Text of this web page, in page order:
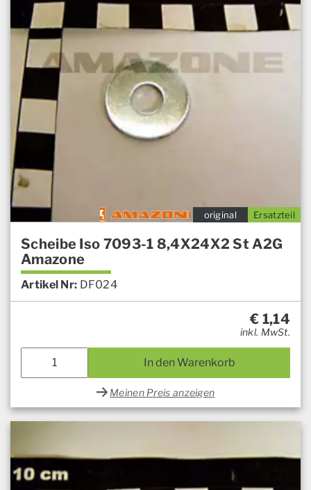
Ersatzteil
original
Scheibe Iso 7093-1 8,4X24X2 St A2G
Amazone
Artikel Nr: DF024
€ 1,14
inkl. MwSt.
In den Warenkorb
Meinen Preis anzeigen